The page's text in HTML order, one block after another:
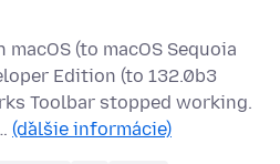
(to macOS Sequoia
Edition (to 132.0b3
Toolbar stopped working.
(ďalšie informácie)